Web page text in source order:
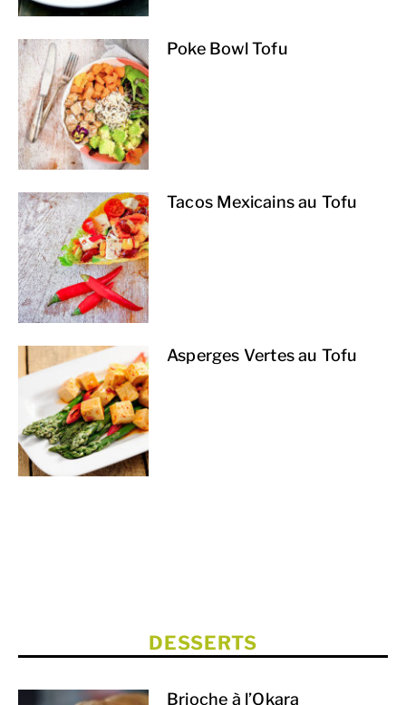
Poke Bowl Tofu
Tacos Mexicains au Tofu
Asperges Vertes au Tofu
DESSERTS
Brioche à l’Okara